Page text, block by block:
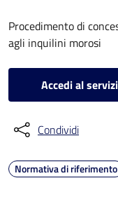
Procedimento di
agli inquilini morosi
Accedi al
Condividi
Normativa di riferimento